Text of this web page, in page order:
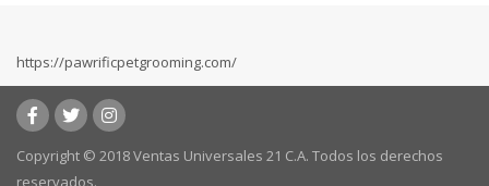
https://pawrificpetgrooming.com/
Copyright © 2018 Ventas Universales 21 C.A. Todos los derechos
reservados.